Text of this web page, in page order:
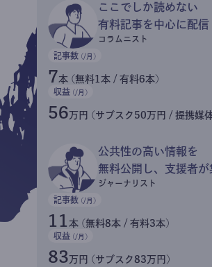
ここでしか読めない
有料記事を中心に配信
コラムニスト
記事数 (/月)
7本 (無料1本 / 有料6本)
収益 (/月)
56万円 (サブスク50万円 / 提携媒
公共性の高い情報を
無料公開し、支援者が
ジャーナリスト
記事数 (/月)
11 本 (無料8本 / 有料3本)
収益 (/月)
83万円 (サブスク83万円)